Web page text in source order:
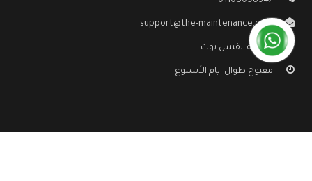
support@the-maintenance.com
صفحة الفيس بوك
مفتوح طوال ايام الأسبوع